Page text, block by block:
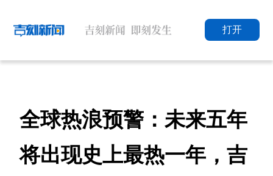
打开
全球热浪预警：未来五年
将出现史上最热一年，吉